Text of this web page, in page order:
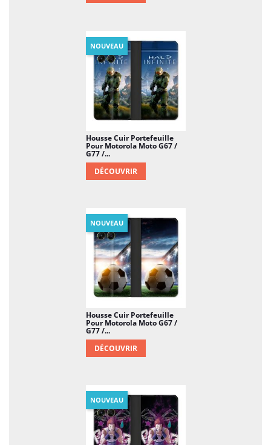
Housse Cuir Portefeuille
Pour Motorola Moto G67 /
G77 /...
DÉCOUVRIR
NOUVEAU
Housse Cuir Portefeuille
Pour Motorola Moto G67 /
G77 /...
DÉCOUVRIR
NOUVEAU
NOUVEAU